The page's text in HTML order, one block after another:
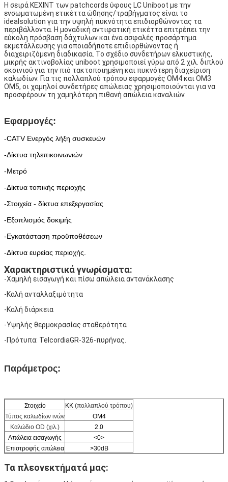
Η σειρά KEXINT των patchcords ύφους LC Uniboot με την
ενσωματωμένη ετικέττα ώθησης/τραβήγματος είναι το
idealsolution για την υψηλή πυκνότητα επιδιορθώνοντας τα
περιβάλλοντα. Η μοναδική αντιφατική ετικέττα επιτρέπει την
εύκολη πρόσβαση δάχτυλων και ένα ασφαλές προσάρτημα
εκμετάλλευσης για οποιαδήποτε επιδιορθώνοντας ή
διαχειριζόμενη διαδικασία. Το σχέδιο συνδετήρων ελκυστικής,
μικρής ακτινοβολίας uniboot χρησιμοποιεί γύρω από 2 χιλ. διπλού
σκοινιού για την πιό τακτοποιημένη και πυκνότερη διαχείριση
καλωδίων. Για τις πολλαπλού τρόπου εφαρμογές OM4 και OM3
OM5, οι χαμηλοί συνδετήρες απώλειας χρησιμοποιούνται για να
προσφέρουν τη χαμηλότερη πιθανή απώλεια καναλιών.
Εφαρμογές:
-CATV Ενεργός λήξη συσκευών
-Δίκτυα τηλεπικοινωνιών
-Μετρό
-Δίκτυα τοπικής περιοχής
-Στοιχεία - δίκτυα επεξεργασίας
-Εξοπλισμός δοκιμής
-Εγκατάσταση προϋποθέσεων
-Δίκτυα ευρείας περιοχής.
Χαρακτηριστικά γνωρίσματα:
-Χαμηλή εισαγωγή και πίσω απώλεια αντανάκλασης
-Καλή ανταλλαξιμότητα
-Καλή διάρκεια
-Υψηλής θερμοκρασίας σταθερότητα
-Πρότυπα: TelcordiaGR-326-πυρήνας.
Παράμετρος:
Στοιχείο ΚΚ (πολλαπλού τρόπου)
Τύπος καλωδίων ινών
OM4
Καλώδιο OD (χιλ.)
2.0
Απώλεια εισαγωγής
<0>
Επιστροφής απώλεια
>30dB
Τα πλεονεκτήματά μας: